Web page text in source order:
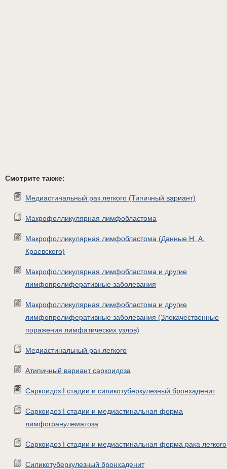
Смотрите также:
Медиастинальный рак легкого (Типичный вариант)
Макрофолликулярная лимфобластома
Макрофолликулярная лимфобластома (Данные Н. А.
Краевского)
Макрофолликулярная лимфобластома и другие
лимфопролиферативные заболевания
Макрофолликулярная лимфобластома и другие
лимфопролиферативные заболевания (Злокачественные
поражения лимфатических узлов)
Медиастинальный рак легкого
Атипичный вариант саркоидоза
Саркоидоз I стадии и силикотуберкулезный бронхаденит
Саркоидоз I стадии и медиастинальная форма
лимфогранулематоза
Саркоидоз I стадии и медиастинальная форма рака легкого
Силикотуберкулезный бронхаденит